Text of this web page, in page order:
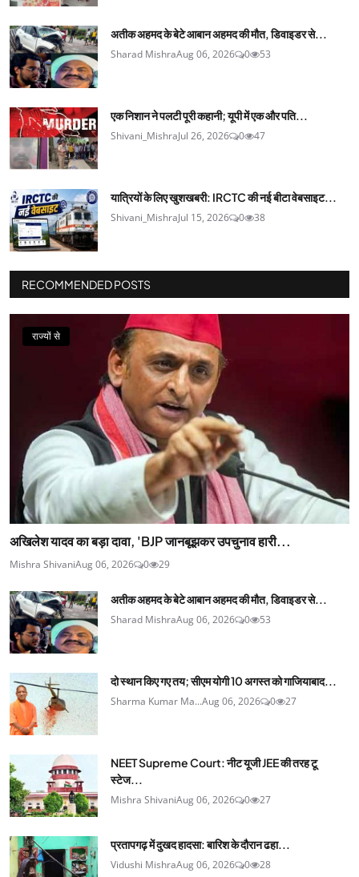
अतीक अहमद के बेटे आबान अहमद की मौत, डिवाइडर से...
Sharad MishraAug 06, 2026 0 53
एक निशान ने पलटी पूरी कहानी; यूपी में एक और पति...
Shivani_MishraJul 26, 2026 0 47
यात्रियों के लिए खुशखबरी: IRCTC की नई बीटा वेबसाइट...
Shivani_MishraJul 15, 2026 0 38
RECOMMENDED POSTS
राज्यों से
अखिलेश यादव का बड़ा दावा, 'BJP जानबूझकर उपचुनाव हारी...
Mishra ShivaniAug 06, 2026 0 29
अतीक अहमद के बेटे आबान अहमद की मौत, डिवाइडर से...
Sharad MishraAug 06, 2026 0 53
दो स्थान किए गए तय; सीएम योगी 10 अगस्त को गाजियाबाद...
Sharma Kumar Ma...Aug 06, 2026 0 27
NEET Supreme Court: नीट यूजी JEE की तरह टू
स्टेज...
Mishra ShivaniAug 06, 2026 0 27
प्रतापगढ़ में दुखद हादसा: बारिश के दौरान ढहा...
Vidushi MishraAug 06, 2026 0 28